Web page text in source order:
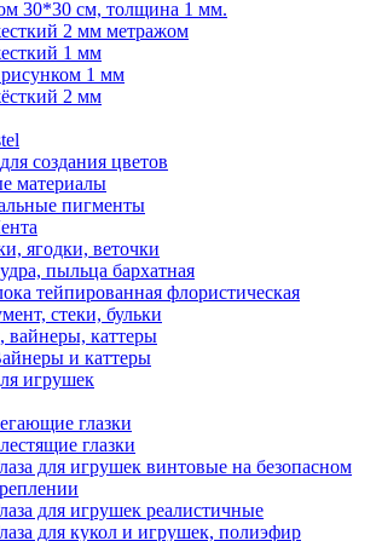
30*30 см, толщина 1 мм.
2 мм метражом
1 мм
1 мм
2 мм
создания цветов
материалы
пигменты
ягодки, веточки
пыльца бархатная
тейпированная флористическая
стеки, бульки
каттеры
и каттеры
игрушек
глазки
глазки
для игрушек винтовые на безопасном
для игрушек реалистичные
для кукол и игрушек, полиэфир